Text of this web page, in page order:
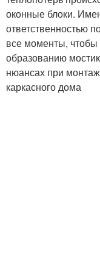
оконные блоки.
ответственностью
все моменты,
образованию
нюансах при
каркасного дома